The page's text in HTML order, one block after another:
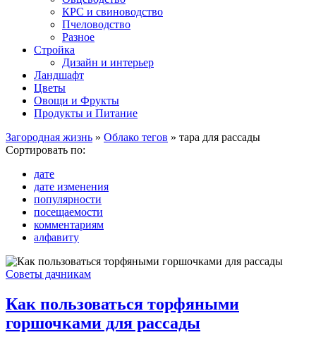
КРС и свиноводство
Пчеловодство
Разное
Стройка
Дизайн и интерьер
Ландшафт
Цветы
Овощи и Фрукты
Продукты и Питание
Загородная жизнь » Облако тегов » тара для рассады
Сортировать по:
дате
дате изменения
популярности
посещаемости
комментариям
алфавиту
Советы дачникам
Как пользоваться торфяными
горшочками для рассады